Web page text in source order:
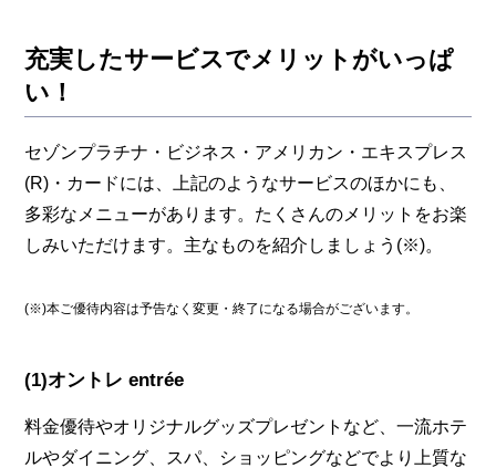
充実したサービスでメリットがいっぱ
い！
セゾンプラチナ・ビジネス・アメリカン・エキスプレス
(R)・カードには、上記のようなサービスのほかにも、
多彩なメニューがあります。たくさんのメリットをお楽
しみいただけます。主なものを紹介しましょう(※)。
(※)本ご優待内容は予告なく変更・終了になる場合がございます。
(1)オントレ entrée
料金優待やオリジナルグッズプレゼントなど、一流ホテ
ルやダイニング、スパ、ショッピングなどでより上質な